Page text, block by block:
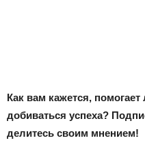
Как вам кажется,
добиваться успеха?
делитесь своим мнением!